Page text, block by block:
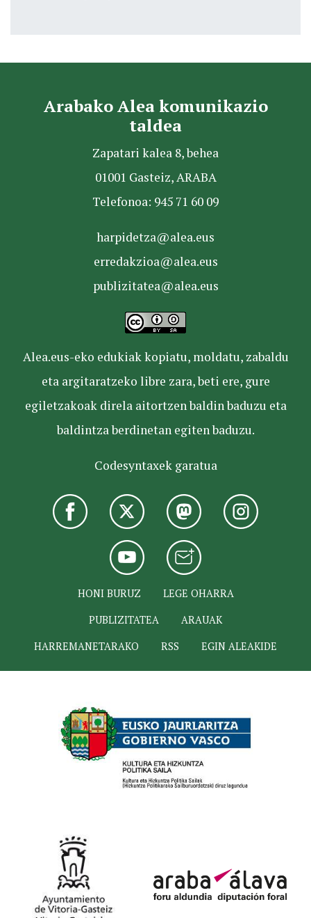
Arabako Alea komunikazio
taldea
Zapatari kalea 8, behea
01001 Gasteiz, ARABA
Telefonoa: 945 71 60 09
harpidetza@alea.eus
erredakzioa@alea.eus
publizitatea@alea.eus
Alea.eus-eko edukiak kopiatu, moldatu, zabaldu
eta argitaratzeko libre zara, beti ere, gure
egiletzakoak direla aitortzen baldin baduzu eta
baldintza berdinetan egiten baduzu.
Codesyntaxek garatua
HONI BURUZ
LEGE OHARRA
PUBLIZITATEA
ARAUAK
HARREMANETARAKO
RSS EGIN ALEAKIDE